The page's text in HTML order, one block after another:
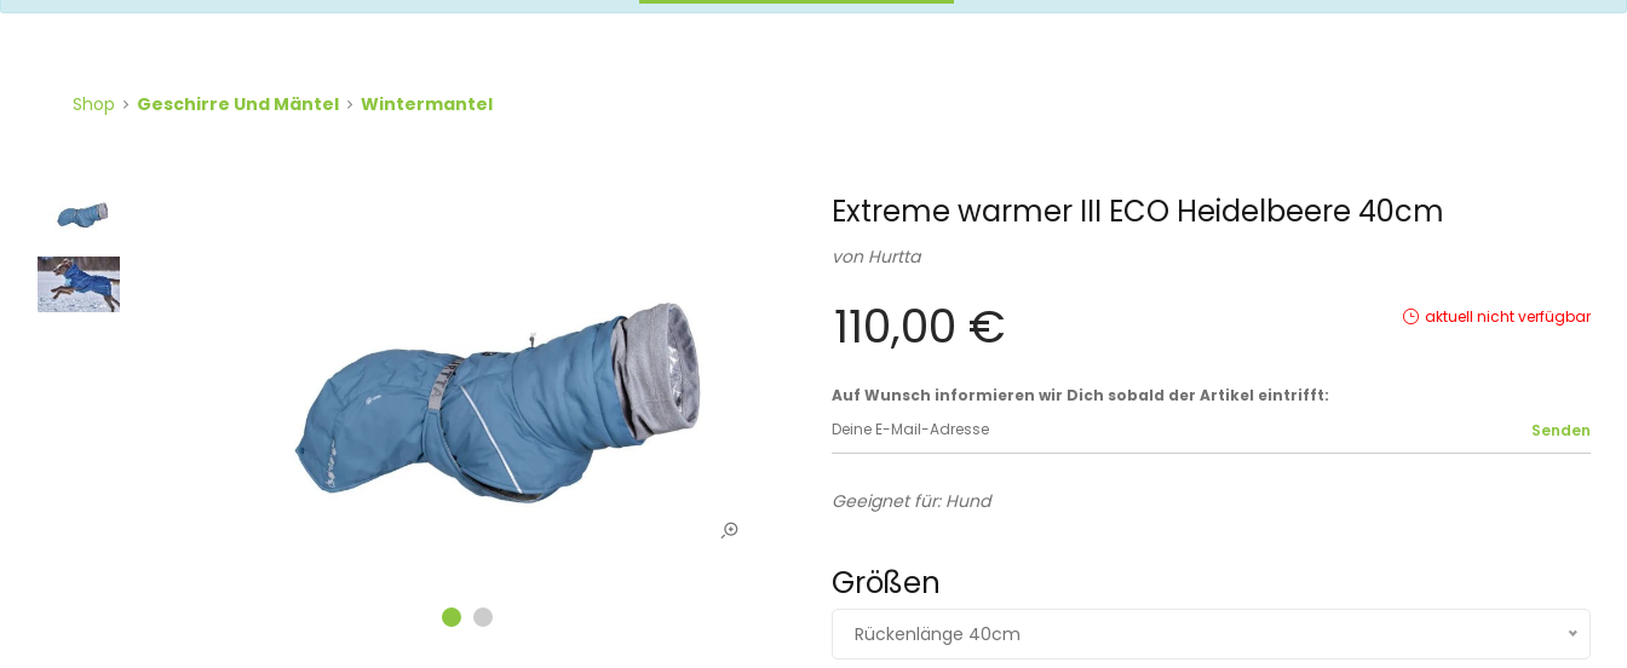
Shop Geschirre Und Mäntel Wintermantel
Extreme warmer III ECO Heidelbeere 40cm
von Hurtta
110,00 € aktuell nicht verfügbar
Auf Wunsch informieren wir Dich sobald der Artikel eintrifft:
Geeignet für: Hund
Größen
Rückenlänge 40cm